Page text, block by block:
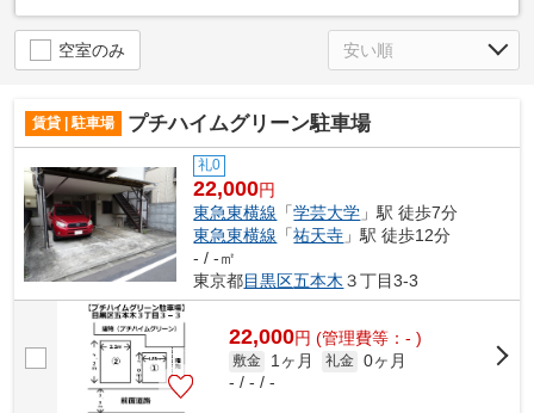
空室のみ
賃貸 | 駐車場 プチハイムグリーン駐車場
礼0
22,000円
東急東横線 「学芸大学 」駅 徒歩7分
東急東横線 「祐天寺 」駅 徒歩12分
- / -㎡
東京都目黒区五本木 ３丁目3-3
22,000円 (管理費等：- )
敷金 1ヶ月 礼金 0ヶ月
- / - / -